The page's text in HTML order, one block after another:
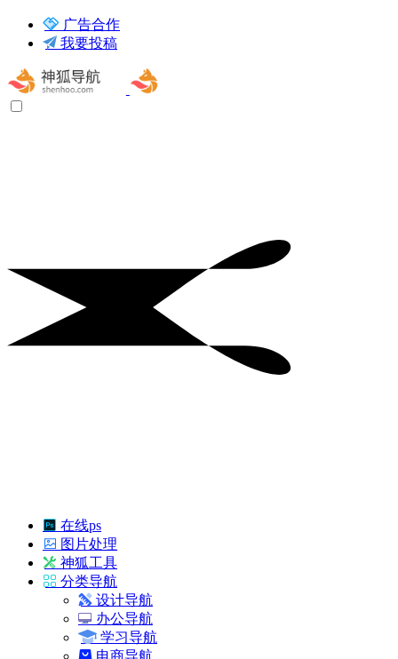
广告合作
我要投稿
在线ps
图片处理
神狐工具
分类导航
设计导航
办公导航
学习导航
电商导航